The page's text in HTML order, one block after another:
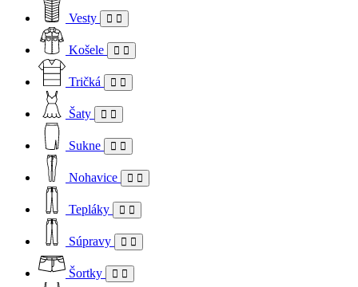
Vesty
Košele
Tričká
Šaty
Sukne
Nohavice
Tepláky
Súpravy
Šortky